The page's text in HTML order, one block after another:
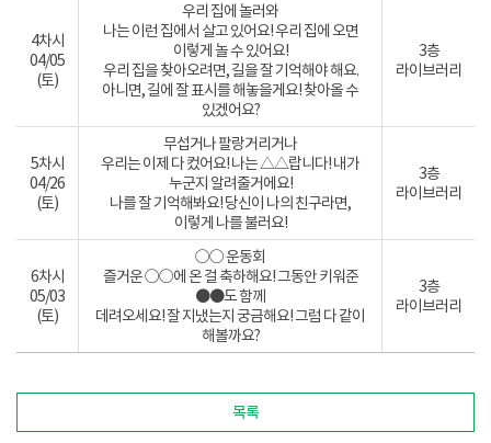
4차시
04/05
(토)
우리 집에 놀러와
나는 이런 집에서 살고 있어요! 우리 집에 오면
이렇게 놀 수 있어요!
우리 집을 찾아오려면, 길을 잘 기억해야 해요.
아니면, 길에 잘 표시를 해놓을게요! 찾아올 수
있겠어요?
3층
라이브러리
5차시
04/26
(토)
무섭거나 팔랑거리거나
우리는 이제 다 컸어요! 나는 △△랍니다! 내가
누군지 알려줄거에요!
나를 잘 기억해봐요! 당신이 나의 친구라면,
이렇게 나를 불러요!
3층
라이브러리
6차시
05/03
(토)
○○ 운동회
즐거운 ○○에 온 걸 축하해요! 그동안 키워준
●●도 함께
데려오세요! 잘 지냈는지 궁금해요! 그럼 다 같이
해볼까요?
3층
라이브러리
목록